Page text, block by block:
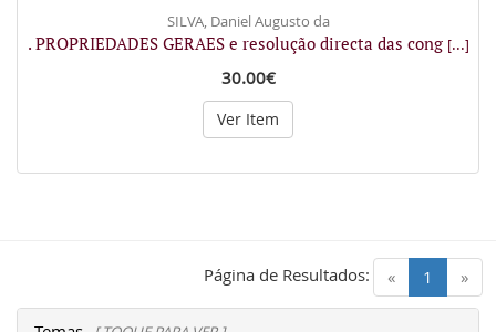
SILVA, Daniel Augusto da
. PROPRIEDADES GERAES e resolução directa das cong [...]
30.00€
Ver Item
« 1 (current)
»
Página de Resultados: